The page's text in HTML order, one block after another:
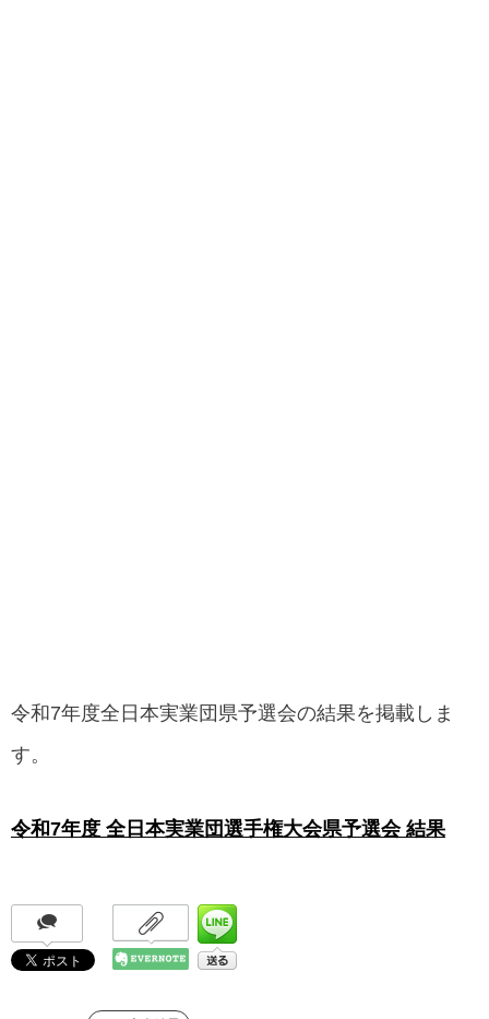
令和7年度全日本実業団県予選会の結果を掲載しま
す。
令和7年度 全日本実業団選手権大会県予選会 結果